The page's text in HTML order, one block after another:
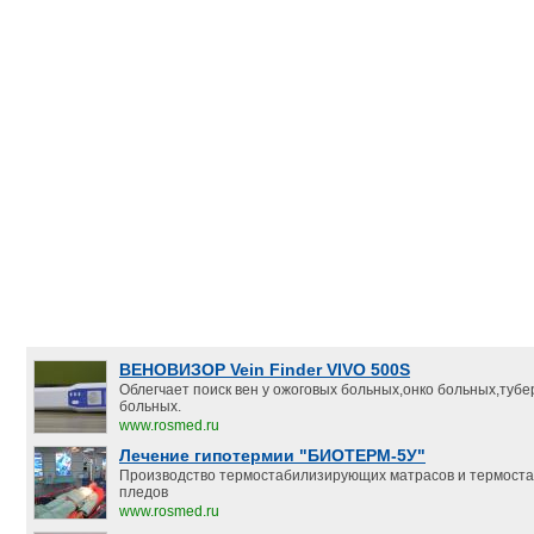
ВЕНОВИЗОР Vein Finder VIVO 500S
Облегчает поиск вен у ожоговых больных,онко
больных.
www.rosmed.ru
Лечение гипотермии "БИОТЕРМ-5У"
Производство термостабилизирующих матрасов и
пледов
www.rosmed.ru